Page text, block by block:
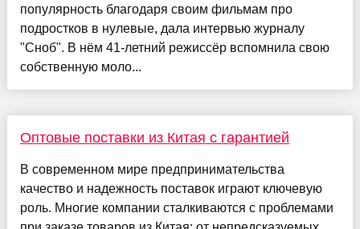
популярность благодаря своим фильмам про
подростков в нулевые, дала интервью журналу
"Сноб". В нём 41-летний режиссёр вспомнила свою
собственную моло...
Оптовые поставки из Китая с гарантией
В современном мире предпринимательства
качество и надежность поставок играют ключевую
роль. Многие компании сталкиваются с проблемами